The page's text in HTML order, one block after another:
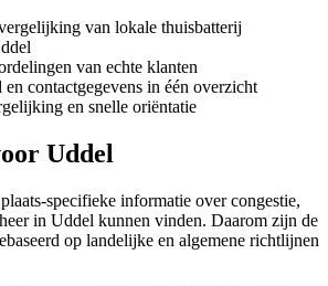
van lokale thuisbatterij
van echte klanten
contactgegevens in één overzicht
en snelle oriëntatie
Uddel
specifieke informatie over congestie,
in Uddel kunnen vinden. Daarom zijn de
op landelijke en algemene richtlijnen